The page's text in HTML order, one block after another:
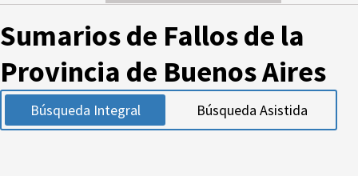
Sumarios de Fallos de la
Provincia de Buenos Aires
Búsqueda Integral Búsqueda Asistida